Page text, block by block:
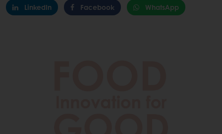
LinkedIn Facebook WhatsApp